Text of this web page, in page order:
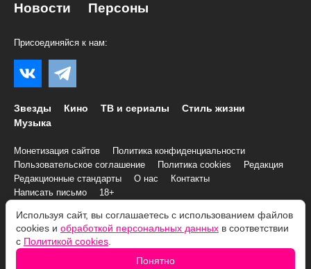
Новости Персоны
Присоединяйся к нам:
Звезды Кино ТВ и сериалы
Стиль жизни
Музыка
Монетизация сайтов
Политика конфиденциальности
Пользовательское соглашение
Политика cookies
Редакция
Редакционные стандарты
О нас
Контакты
Написать письмо
18+
© 2007–2026 Все права и материалы принадлежат
«ПОПКОРНNEWS»
При копировании информации необходимо соблюдать
Используя сайт, вы соглашаетесь с использованием файлов
cookies и обработкой персональных данных в соответствии
с Политикой cookies
Понятно